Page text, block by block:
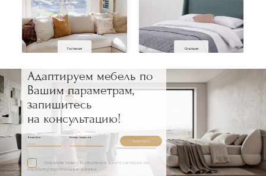
Гостиная Спальня
Адаптируем мебель по
Вашим параметрам,
запишитесь
на консультацию!
Ваше имя Номер телефона
Записаться
Отправляя заявку, Вы подтверждаете согласие на
обработку персональных данных